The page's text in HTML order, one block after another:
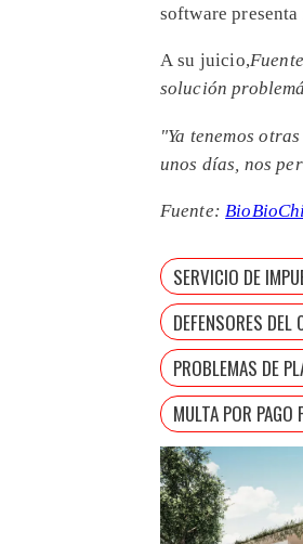
software
A su juicio,
solución
"Ya tenemos
unos días, nos
Fuente:
SERVICIO DE
DEFENSORES DEL
PROBLEMAS DE
MULTA POR PAGO